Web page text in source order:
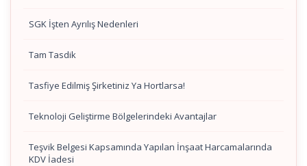
SGK İşten Ayrılış Nedenleri
Tam Tasdik
Tasfiye Edilmiş Şirketiniz Ya Hortlarsa!
Teknoloji Geliştirme Bölgelerindeki Avantajlar
Teşvik Belgesi Kapsamında Yapılan İnşaat Harcamalarında
KDV İadesi